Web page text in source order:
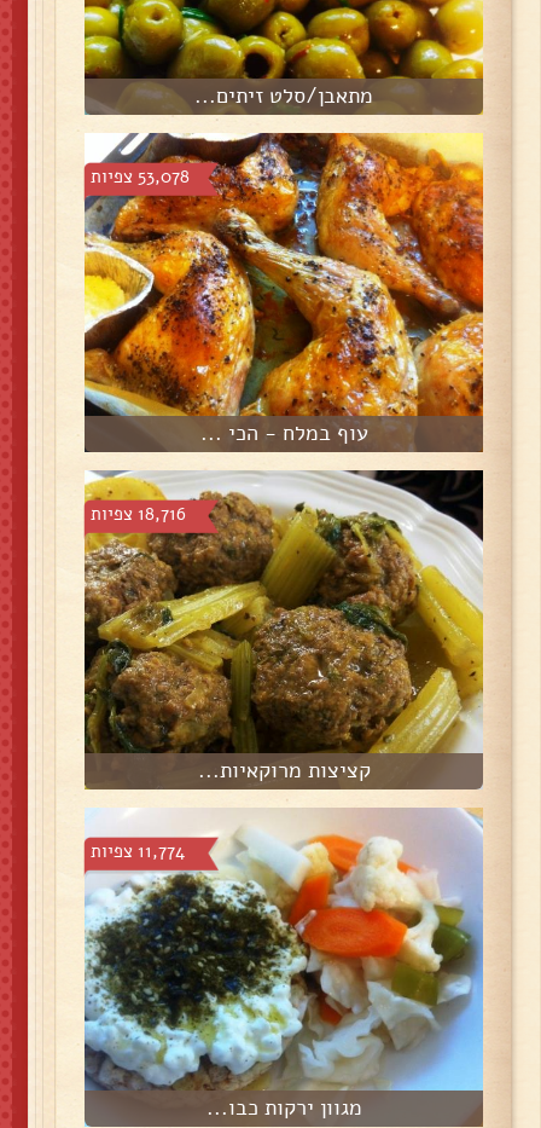
מתאבן/סלט זיתים...
53,078 צפיות
עוף במלח - הכי ...
18,716 צפיות
קציצות מרוקאיות...
11,774 צפיות
מגוון ירקות כבו...